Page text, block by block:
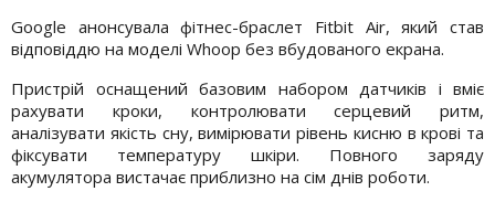
Google анонсувала фітнес-браслет Fitbit Air, який став
відповіддю на моделі Whoop без вбудованого екрана.
Пристрій оснащений базовим набором датчиків і вміє
рахувати кроки, контролювати серцевий ритм,
аналізувати якість сну, вимірювати рівень кисню в крові та
фіксувати температуру шкіри. Повного заряду
акумулятора вистачає приблизно на сім днів роботи.